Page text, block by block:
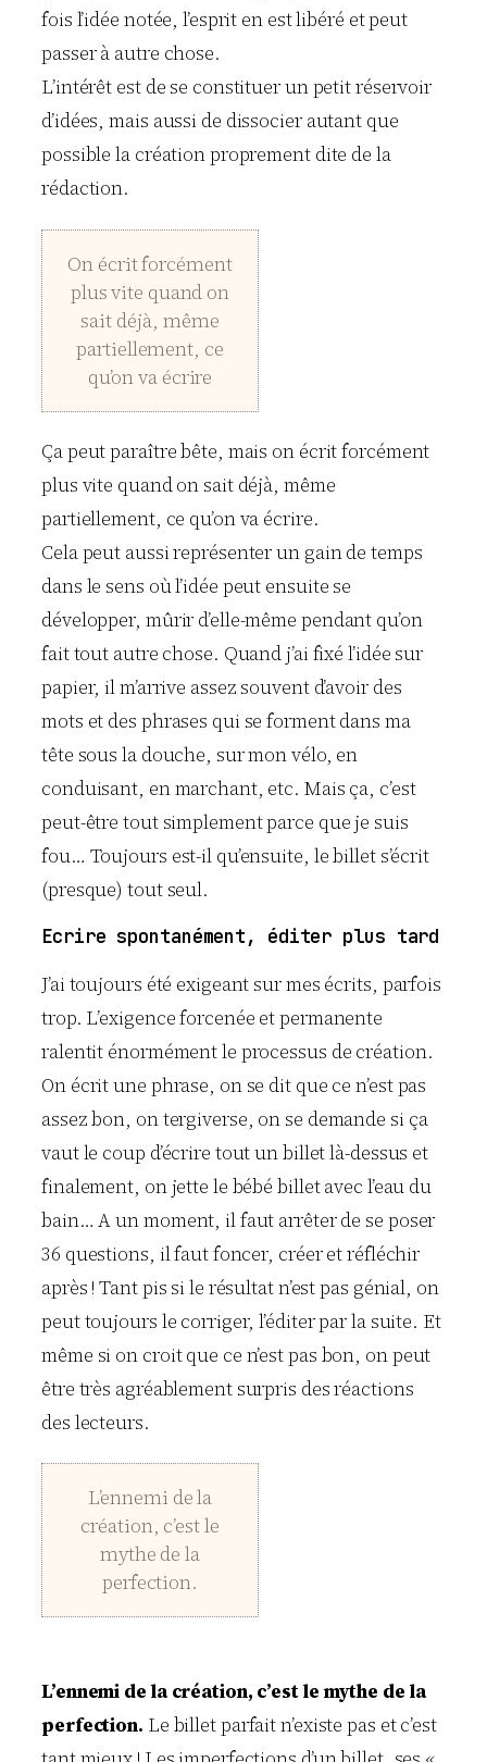
fois l’idée notée, l’esprit en est libéré et peut
passer à autre chose.
L’intérêt est de se constituer un petit réservoir
d’idées, mais aussi de dissocier autant que
possible la création proprement dite de la
rédaction.
On écrit forcément
plus vite quand on
sait déjà, même
partiellement, ce
qu’on va écrire
Ça peut paraître bête, mais on écrit forcément
plus vite quand on sait déjà, même
partiellement, ce qu’on va écrire.
Cela peut aussi représenter un gain de temps
dans le sens où l’idée peut ensuite se
développer, mûrir d’elle-même pendant qu’on
fait tout autre chose. Quand j’ai fixé l’idée sur
papier, il m’arrive assez souvent d’avoir des
mots et des phrases qui se forment dans ma
tête sous la douche, sur mon vélo, en
conduisant, en marchant, etc. Mais ça, c’est
peut-être tout simplement parce que je suis
fou… Toujours est-il qu’ensuite, le billet s’écrit
(presque) tout seul.
Ecrire spontanément, éditer plus tard
J’ai toujours été exigeant sur mes écrits, parfois
trop. L’exigence forcenée et permanente
ralentit énormément le processus de création.
On écrit une phrase, on se dit que ce n’est pas
assez bon, on tergiverse, on se demande si ça
vaut le coup d’écrire tout un billet là-dessus et
finalement, on jette le bébé billet avec l’eau du
bain… A un moment, il faut arrêter de se poser
36 questions, il faut foncer, créer et réfléchir
après ! Tant pis si le résultat n’est pas génial, on
peut toujours le corriger, l’éditer par la suite. Et
même si on croit que ce n’est pas bon, on peut
être très agréablement surpris des réactions
des lecteurs.
L’ennemi de la
création, c’est le
mythe de la
perfection.
L’ennemi de la création, c’est le mythe de la
perfection. Le billet parfait n’existe pas et c’est